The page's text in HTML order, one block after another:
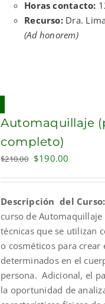
Horas contacto:
Recurso:Dra.
(Ad honorem)
Automaquillaje
completo)
$210.00 Original
$210.00.
$190.00
$190.00.
Descripción del Curso:
curso de
técnicas que se utilizan
o cosméticos para crear
determinados en el
persona. Adicional, el
la oportunidad de